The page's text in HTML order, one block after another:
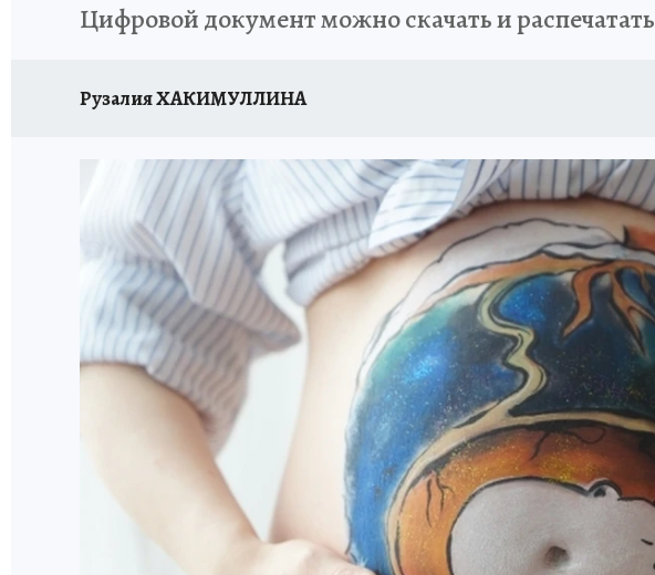
Цифровой документ можно скачать и распечатать
Рузалия ХАКИМУЛЛИНА